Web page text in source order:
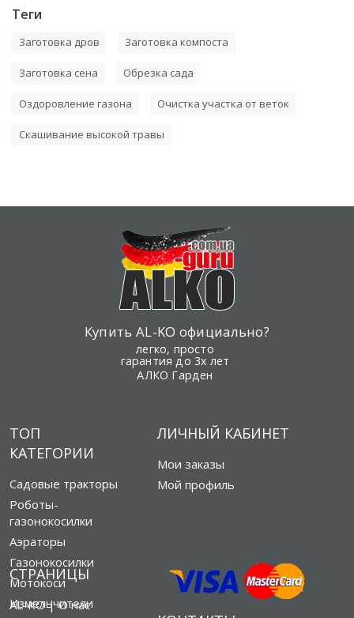
Теги
Заготовка дров Заготовка компоста
Заготовка сена Обрезка сада
Оздоровление газона Очистка участка от веток
Скашивание высокой травы
Купить AL-KO официально?
легко, просто
гарантия до 3х лет
АЛКО Гарден
ТОП
КАТЕГОРИИ
Садовые тракторы
Роботы-
газонокосилки
Аэраторы
Газонокосилки
Мотокоси
Измельчители
СТРАНИЦЫ
AL-KO | О нас
ЛИЧНЫЙ КАБИНЕТ
Мои заказы
Мой профиль